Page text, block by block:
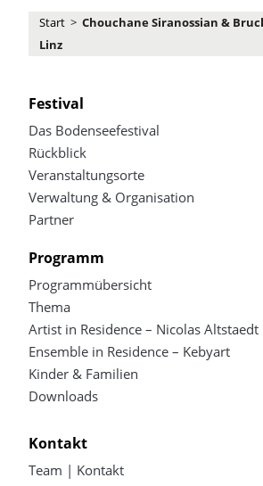
Start >Chouchane Siranossian &
Linz
Festival
Das Bodenseefestival
Rückblick
Veranstaltungsorte
Verwaltung & Organisation
Partner
Programm
Programmübersicht
Thema
Artist in Residence – Nicolas Altstaedt
Ensemble in Residence – Kebyart
Kinder & Familien
Downloads
Kontakt
Team | Kontakt